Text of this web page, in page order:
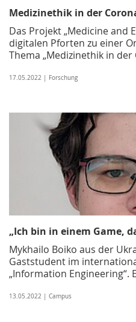
Medizinethik in der
Das Projekt „Medicine and
digitalen Pforten zu einer
Thema „Medizinethik in der
17.05.2022 | Forschung
„Ich bin in einem Game,
Mykhailo Boiko aus der
Gaststudent im
„Information Engineering“.
13.05.2022 | Campus